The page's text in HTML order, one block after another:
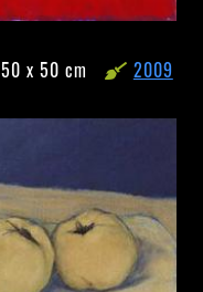
2009
50 x 50 cm